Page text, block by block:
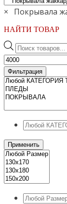
× Покрывала
НАЙТИ ТОВАР
Поиск
товаров
Минимальная
цена
Фильтрация
Применить